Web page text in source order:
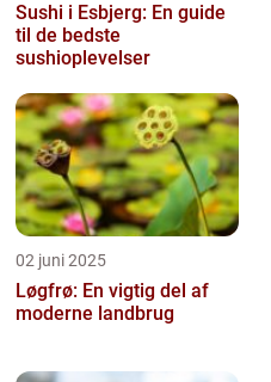
Sushi i Esbjerg: En guide
til de bedste
sushioplevelser
02 juni 2025
Løgfrø: En vigtig del af
moderne landbrug